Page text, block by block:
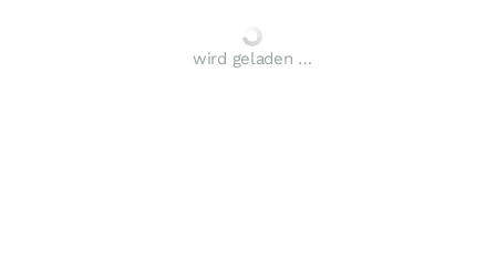
wird geladen …